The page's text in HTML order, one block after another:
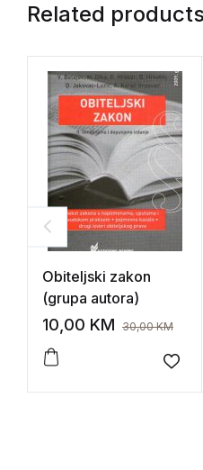
Related products
Obiteljski zakon
(grupa autora)
10,00 KM 30,00KM
Add